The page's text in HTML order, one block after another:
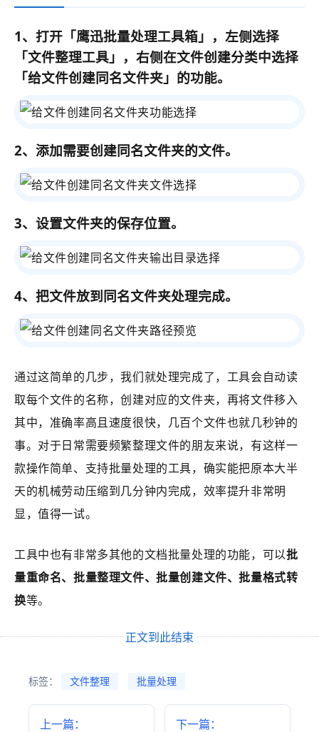
1、打开 「鹰迅批量处理工具箱」 ，左侧选择
「文件整理工具」 ，右侧在文件创建分类中选择
「给文件创建同名文件夹 」的功能。
2、添加需要创建同名文件夹的文件。
3、设置文件夹的保存位置。
4、把文件放到同名文件夹处理完成。
通过这简单的几步，我们就处理完成了， 工具会自动读
取每个文件的名称，创建对应的文件夹，再将文件移入
其中，准确率高且速度很快，几百个文件也就几秒钟的
事。对于日常需要频繁整理文件的朋友来说，有这样一
款操作简单、支持批量处理的工具，确实能把原本大半
天的机械劳动压缩到几分钟内完成，效率提升非常明
显，值得一试。
工具中也有非常多其他的文档批量处理的功能，可以批
量重命名、批量整理文件、批量创建文件、批量格式转
换等。
正文到此结束
标签： 文件整理 批量处理
上一篇： 下一篇：